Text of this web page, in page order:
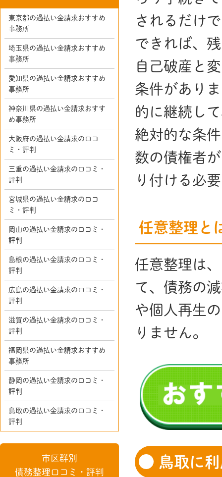
されるだけ
できれば、
自己破産と
条件があり
的に継続し
絶対的な条
数の債権者
り付ける必
任意整理と
任意整理は
て、債務の
や個人再生
りません。
鳥取に
東京都の過払い金請求おすすめ
事務所
埼玉県の過払い金請求おすすめ
事務所
愛知県の過払い金請求おすすめ
事務所
神奈川県の過払い金請求おすす
め事務所
大阪府の過払い金請求の口コ
ミ・評判
三重の過払い金請求の口コミ・
評判
宮城県の過払い金請求の口コ
ミ・評判
岡山の過払い金請求の口コミ・
評判
島根の過払い金請求の口コミ・
評判
広島の過払い金請求の口コミ・
評判
滋賀の過払い金請求の口コミ・
評判
福岡県の過払い金請求おすすめ
事務所
静岡の過払い金請求の口コミ・
評判
鳥取の過払い金請求の口コミ・
評判
市区群別
債務整理口コミ・評判